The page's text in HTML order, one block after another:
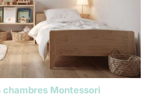
chambres Montessori